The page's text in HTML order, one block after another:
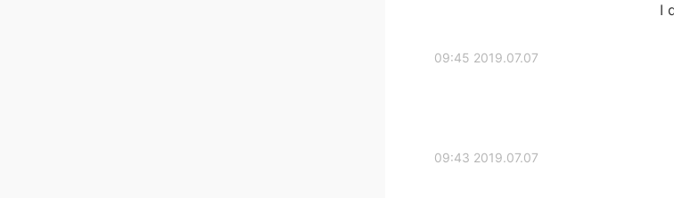
I
2019.07.07 09:45
2019.07.07 09:43